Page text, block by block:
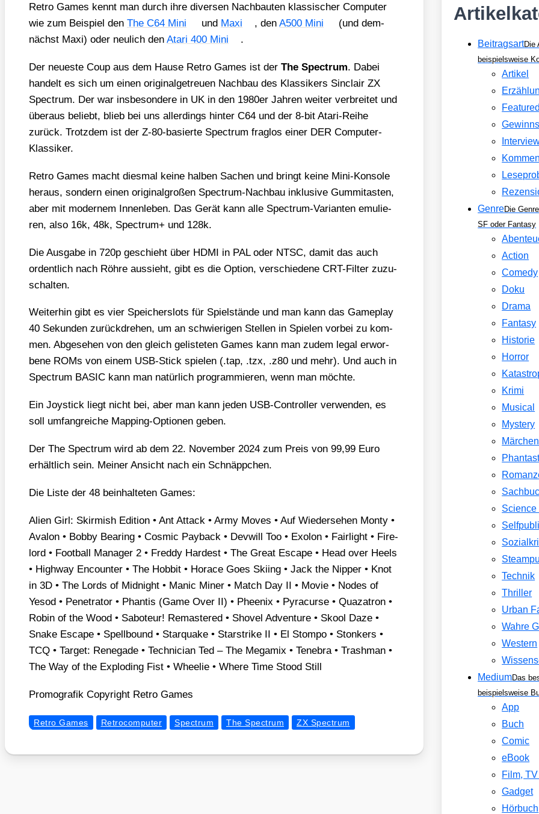
Retro Games kennt man durch ihre diver­sen Nach­bau­ten klas­si­scher Com­pu­ter
wie zum Bei­spiel den The C64 Mini und Maxi , den A500 Mini
(und dem­
nächst Maxi) oder neu­lich den Ata­ri 400 Mini .
Der neu­es­te Coup aus dem Hau­se Retro Games ist der The Spec­trum. Dabei
han­delt es sich um einen ori­gi­nal­ge­treu­en Nach­bau des Klas­si­kers Sin­clair ZX
Spec­trum. Der war ins­be­son­de­re in UK in den 1980er Jah­ren wei­ter ver­brei­tet und
über­aus beliebt, blieb bei uns aller­dings hin­ter C64 und der 8‑bit Ata­ri-Rei­he
zurück. Trotz­dem ist der Z‑80-basier­te Spec­trum frag­los einer DER Com­pu­ter-
Klas­si­ker.
Retro Games macht dies­mal kei­ne hal­ben Sachen und bringt kei­ne Mini-Kon­so­le
her­aus, son­dern einen ori­gi­nal­gro­ßen Spec­trum-Nach­bau inklu­si­ve Gum­mi­t­as­ten,
aber mit moder­nem Innen­le­ben. Das Gerät kann alle Spec­trum-Vari­an­ten emu­lie­
ren, also 16k, 48k, Spec­trum+ und 128k.
Die Aus­ga­be in 720p geschieht über HDMI in PAL oder NTSC, damit das auch
ordent­lich nach Röh­re aus­sieht, gibt es die Opti­on, ver­schie­de­ne CRT-Fil­ter zuzu­
schal­ten.
Wei­ter­hin gibt es vier Spei­chers­lots für Spiel­stän­de und man kann das Game­play
40 Sekun­den zurück­dre­hen, um an schwie­ri­gen Stel­len in Spie­len vor­bei zu kom­
men. Abge­se­hen von den gleich gelis­te­ten Games kann man zudem legal erwor­
be­ne ROMs von einem USB-Stick spie­len (.tap, .tzx, .z80 und mehr). Und auch in
Spec­trum BASIC kann man natür­lich pro­gram­mie­ren, wenn man möch­te.
Ein Joy­stick liegt nicht bei, aber man kann jeden USB-Con­trol­ler ver­wen­den, es
soll umfang­rei­che Map­ping-Optio­nen geben.
Der The Spec­trum wird ab dem 22. Novem­ber 2024 zum Preis von 99,99 Euro
erhält­lich sein. Mei­ner Ansicht nach ein Schnäpp­chen.
Die Lis­te der 48 beinhal­te­ten Games:
Ali­en Girl: Skir­mish Edi­ti­on • Ant Attack • Army Moves • Auf Wie­der­se­hen Mon­ty •
Ava­lon • Bob­by Bea­ring • Cos­mic Pay­back • Dev­will Too • Exolon • Fair­light • Fire­
lord • Foot­ball Mana­ger 2 • Fred­dy Har­dest • The Gre­at Escape • Head over Heels
• High­way Encoun­ter • The Hob­bit • Hor­ace Goes Ski­ing • Jack the Nip­per • Knot
in 3D • The Lords of Mid­night • Manic Miner • Match Day II • Movie • Nodes of
Yes­od • Pene­tra­tor • Phan­tis (Game Over II) • Pheenix • Pyra­cur­se • Qua­za­tron •
Robin of the Wood • Sabo­teur! Remas­te­red • Sho­vel Adven­ture • Skool Daze •
Sna­ke Escape • Spell­bound • Star­qua­ke • Starstrike II • El Stom­po • Ston­kers •
TCQ • Tar­get: Rene­ga­de • Tech­ni­ci­an Ted – The Megamix • Ten­ebra • Trash­man •
The Way of the Explo­ding Fist • Whee­lie • Whe­re Time Stood Still
Pro­mo­gra­fik Copy­right Retro Games
Retro Games Retrocomputer Spectrum The Spectrum ZX Spectrum
BeitragsartDie
beispielsweise
Artikel
GenreDie
SF oder Fantasy
Action
Comedy
Doku
Drama
Fantasy
Historie
Horror
Krimi
Musical
Mystery
Märchen
Science
Technik
Thriller
Urban
Wahre
Western
MediumDas
beispielsweise
App
Buch
Comic
eBook
Film,
Gadget
Hörbuch